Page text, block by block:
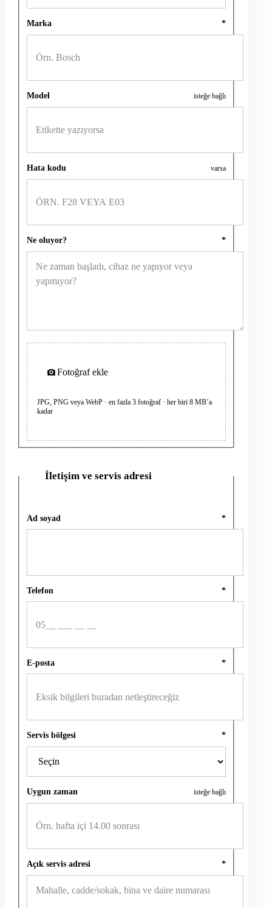
Marka *
Model isteğe bağlı
Hata kodu varsa
Ne oluyor? *
Fotoğraf ekle
JPG, PNG veya WebP · en fazla 3 fotoğraf · her biri 8 MB’a
kadar
İletişim ve servis adresi
Ad soyad *
Telefon *
E-posta *
Servis bölgesi *
Uygun zaman isteğe bağlı
Açık servis adresi *